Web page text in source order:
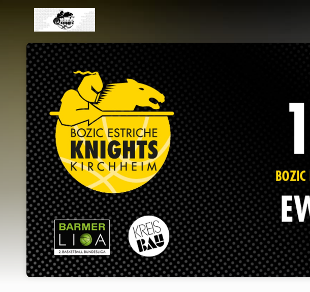
Skip header